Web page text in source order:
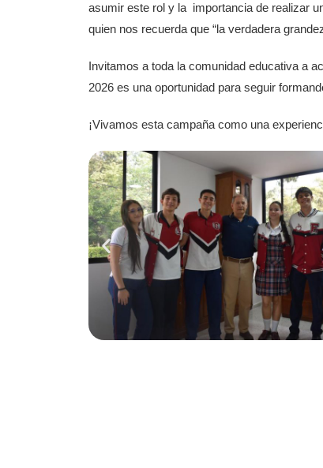
asumir este rol y la importancia de realizar
quien nos recuerda que “la verdadera
Invitamos a toda la comunidad educativa a
2026 es una oportunidad para seguir
¡Vivamos esta campaña como una